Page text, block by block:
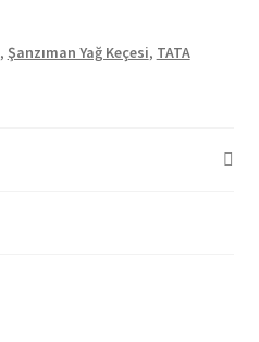
, Şanzıman Yağ Keçesi, TATA